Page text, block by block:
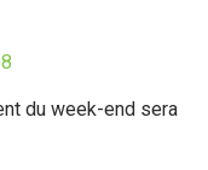
du week-end sera